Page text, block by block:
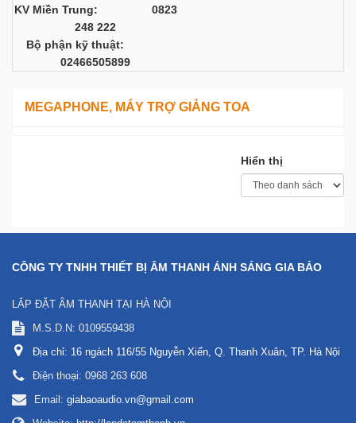
KV Miền Trung: 0823
248 222
Bộ phận kỹ thuật:
02466505899
MEGAPHONE, MÁY TRỢ GIẢNG TOA
Hiển thị
CÔNG TY TNHH THIẾT BỊ ÂM THANH ÁNH SÁNG GIA BẢO
LẮP ĐẶT ÂM THANH TẠI HÀ NỘI
M.S.D.N: 0109559438
Địa chỉ: 16 ngách 116/55 Nguyễn Xiển, Q. Thanh Xuân, TP. Hà Nội
Điện thoại: 0968 263 608
Email: giabaoaudio.vn@gmail.com